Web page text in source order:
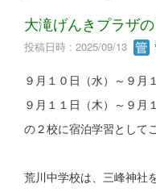
大滝げんきプラザ
投稿日時 : 2025/09/13
９月１０日（水）～９月
９月１１日（木）～９月
の２校に宿泊学習として
荒川中学校は、三峰神社